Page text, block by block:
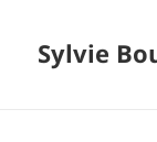
Sylvie